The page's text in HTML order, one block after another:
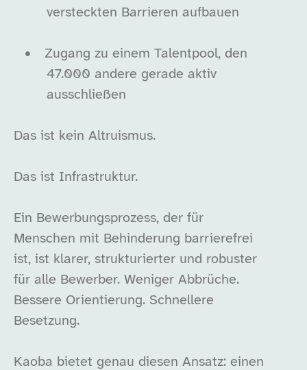
versteckten Barrieren aufbauen
•
Zugang zu einem Talentpool, den
47.000 andere gerade aktiv
ausschließen
Das ist kein Altruismus.
Das ist Infrastruktur.
Ein Bewerbungsprozess, der für
Menschen mit Behinderung barrierefrei
ist, ist klarer, strukturierter und robuster
für alle Bewerber. Weniger Abbrüche.
Bessere Orientierung. Schnellere
Besetzung.
Kaoba bietet genau diesen Ansatz: einen